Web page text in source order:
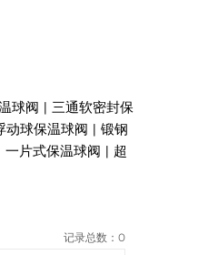
球阀 | 三通软密封保
动球保温球阀 | 锻钢
一片式保温球阀 | 超
记录总数：0